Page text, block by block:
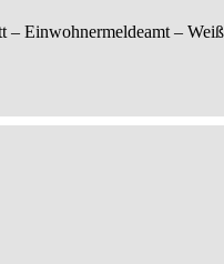
– Einwohnermeldeamt –